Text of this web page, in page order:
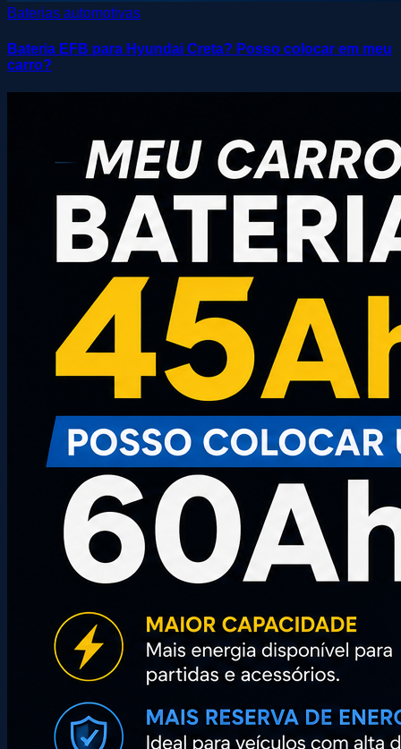
Baterias automotivas
Bateria EFB para Hyundai Creta? Posso colocar em meu
carro?